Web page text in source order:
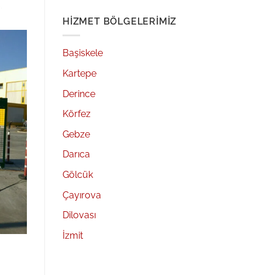
HIZMET BÖLGELERIMIZ
Başiskele
Kartepe
Derince
Körfez
Gebze
Darıca
Gölcük
Çayırova
Dilovası
İzmit